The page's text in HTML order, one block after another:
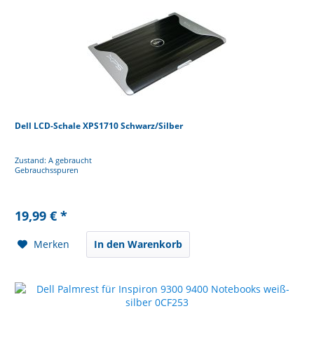
Dell LCD-Schale XPS1710 Schwarz/Silber
Zustand: A gebraucht
Gebrauchsspuren
19,99 € *
Merken In den Warenkorb